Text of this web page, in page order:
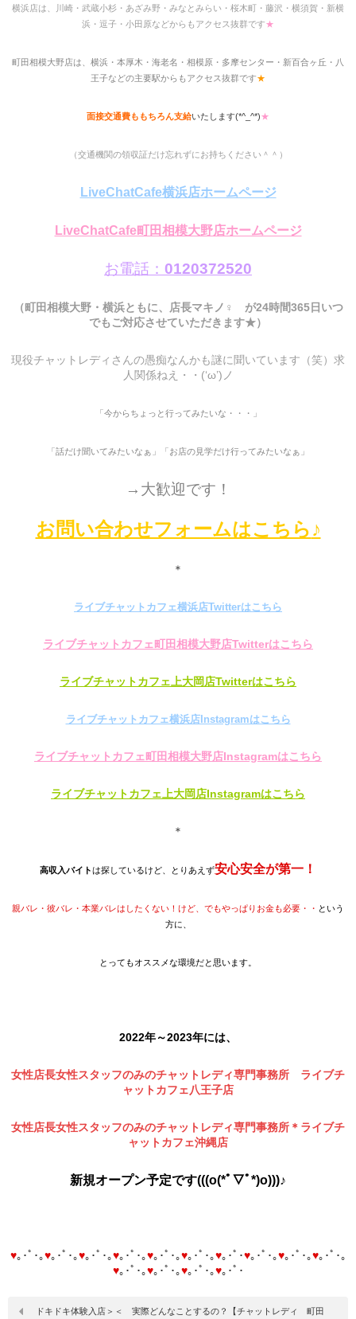
横浜店は、川崎・武蔵小杉・あざみ野・みなとみらい・桜木町・藤沢・横須賀・新横
浜・逗子・小田原などからもアクセス抜群です★
町田相模大野店は、横浜・本厚木・海老名・相模原・多摩センター・新百合ヶ丘・八
王子などの主要駅からもアクセス抜群です★
面接交通費ももちろん支給いたします(*^_^*)★
（交通機関の領収証だけ忘れずにお持ちください＾＾）
LiveChatCafe横浜店ホームページ
LiveChatCafe町田相模大野店ホームページ
お電話： 0120372520
（町田相模大野・横浜ともに、店長マキノ♀ が24時間365日いつ
でもご対応させていただきます★）
現役チャットレディさんの愚痴なんかも謎に聞いています（笑）求
人関係ねえ・・(‘ω’)ノ
「今からちょっと行ってみたいな・・・」
「話だけ聞いてみたいなぁ」「お店の見学だけ行ってみたいなぁ」
→大歓迎です！
お問い合わせフォームはこちら♪
＊
ライブチャットカフェ横浜店Twitterはこちら
ライブチャットカフェ町田相模大野店Twitterはこちら
ライブチャットカフェ上大岡店Twitterはこちら
ライブチャットカフェ横浜店Instagramはこちら
ライブチャットカフェ町田相模大野店Instagramはこちら
ライブチャットカフェ上大岡店Instagramはこちら
＊
高収入バイトは探しているけど、とりあえず安心安全が第一！
親バレ・彼バレ・本業バレはしたくない！けど、でもやっぱりお金も必要・・ という
方に、
とってもオススメな環境だと思います。
2022年～2023年には、
女性店長女性スタッフのみのチャットレディ専門事務所 ライブチ
ャットカフェ八王子店
女性店長女性スタッフのみのチャットレディ専門事務所＊ライブチ
ャットカフェ沖縄店
新規オープン予定です(((o(*ﾟ▽ﾟ*)o)))♪
♥｡･ﾟ･｡♥｡･ﾟ･｡♥｡･ﾟ･｡♥｡･ﾟ･｡♥｡･ﾟ･｡♥｡･ﾟ･｡♥｡･ﾟ･♥｡･ﾟ･｡♥｡･ﾟ･｡♥｡･ﾟ･｡
♥｡･ﾟ･｡♥｡･ﾟ･｡♥｡･ﾟ･｡♥｡･ﾟ･
ドキドキ体験入店＞＜ 実際どんなことするの？【チャットレディ 町田